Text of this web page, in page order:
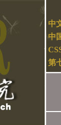
中
中
第